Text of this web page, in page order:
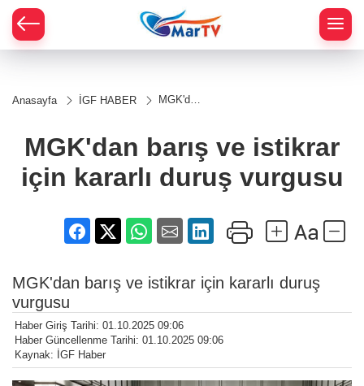
Anasayfa İGF HABER
MGK'dan
kararlı
vurgusu
MGK'dan barış ve istikrar
için kararlı duruş vurgusu
MGK'dan barış ve istikrar için kararlı duruş
vurgusu
Haber Giriş Tarihi: 01.10.2025 09:06
Haber Güncellenme Tarihi: 01.10.2025 09:06
Kaynak: İGF Haber